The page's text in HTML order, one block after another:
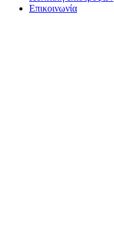
Επικοινωνία